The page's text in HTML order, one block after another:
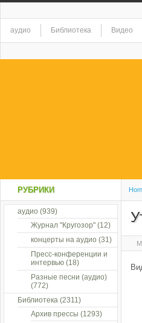
аудио Библиотека Видео
РУБРИКИ
аудио (939)
Журнал "Кругозор" (12)
концерты на аудио (31)
Пресс-конференции и
интервью (18)
Разные песни (аудио)
(772)
Библиотека (2311)
Архив прессы (1293)